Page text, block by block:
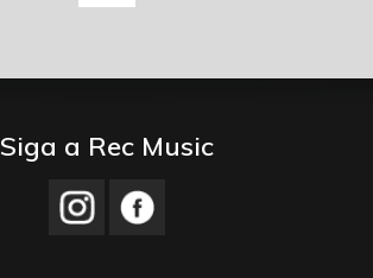
Siga a Rec Music